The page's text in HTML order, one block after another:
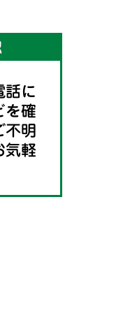
話に
を確
不明
気軽